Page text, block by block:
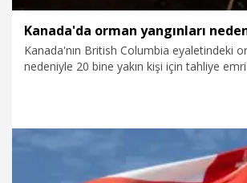
Kanada'nın British Columbia eyaletindeki
nedeniyle 20 bine yakın kişi için tahliye